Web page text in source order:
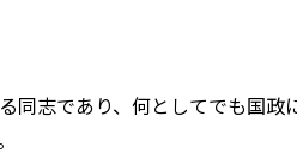
志であり、何としてでも国政